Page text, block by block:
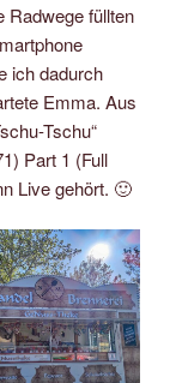
Radwege füllten
ich dadurch
Emma. Aus
Tschu“
Part 1 (Full
Live gehört. 🙂